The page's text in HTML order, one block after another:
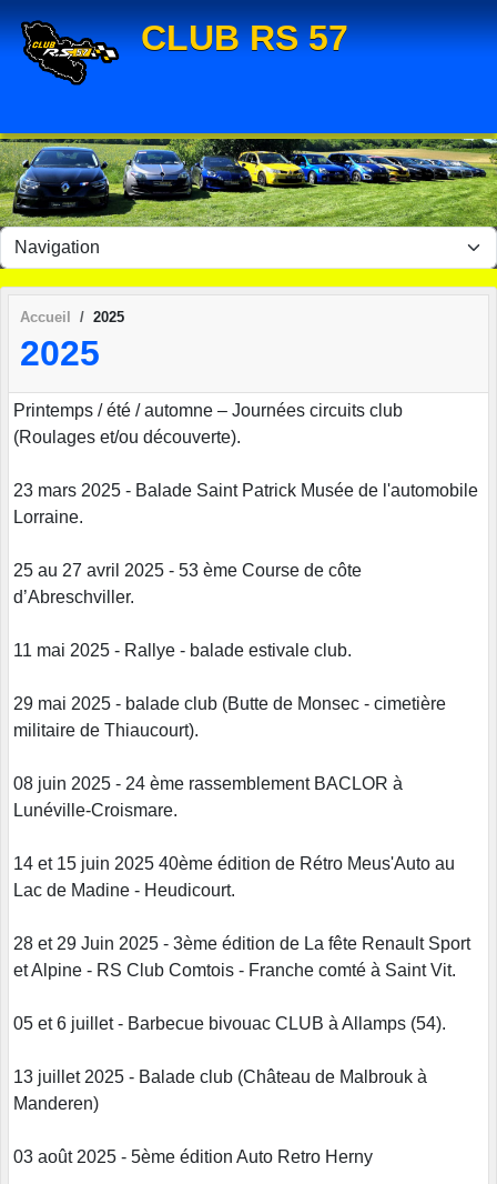
CLUB RS 57
Accueil 2025
2025
Printemps / été / automne – Journées circuits club
(Roulages et/ou découverte).
23 mars 2025 - Balade Saint Patrick Musée de l'automobile
Lorraine.
25 au 27 avril 2025 - 53 ème Course de côte
d’Abreschviller.
11 mai 2025 - Rallye - balade estivale club.
29 mai 2025 - balade club (Butte de Monsec - cimetière
militaire de Thiaucourt).
08 juin 2025 - 24 ème rassemblement BACLOR à
Lunéville-Croismare.
14 et 15 juin 2025 40ème édition de Rétro Meus'Auto au
Lac de Madine - Heudicourt.
28 et 29 Juin 2025 - 3ème édition de La fête Renault Sport
et Alpine - RS Club Comtois - Franche comté à Saint Vit.
05 et 6 juillet - Barbecue bivouac CLUB à Allamps (54).
13 juillet 2025 - Balade club (Château de Malbrouk à
Manderen)
03 août 2025 - 5ème édition Auto Retro Herny